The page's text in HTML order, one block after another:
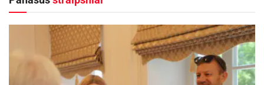
Ringaudų
2026-07-31
Kosmetologo darbe svarbūs tiek praktiniai